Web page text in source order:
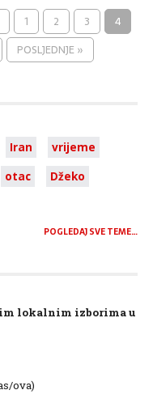
1 2 3
4
POSLJEDNJE »
Iran
vrijeme
otac
Džeko
POGLEDAJ SVE TEME…
lokalnim izborima u
ova)